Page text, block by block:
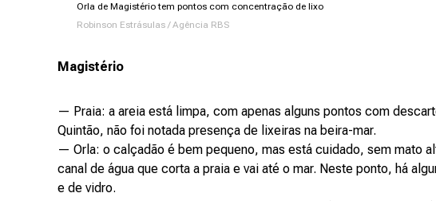
Orla de Magistério tem pontos com concentração de lixo
Robinson Estrásulas / Agência RBS
Magistério
— Praia: a areia está limpa, com apenas alguns pontos com
Quintão, não foi notada presença de lixeiras na beira-mar.
— Orla: o calçadão é bem pequeno, mas está cuidado, sem mato
canal de água que corta a praia e vai até o mar. Neste ponto, há
e de vidro.